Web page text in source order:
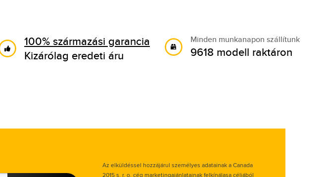
100% származási garancia
Kizárólag eredeti áru
Minden munkanapon szállítunk
9618 modell raktáron
Az elküldéssel hozzájárul személyes adatainak a Canada
2015 s. r. o. cég marketingajánlatainak felkínálasa céljából